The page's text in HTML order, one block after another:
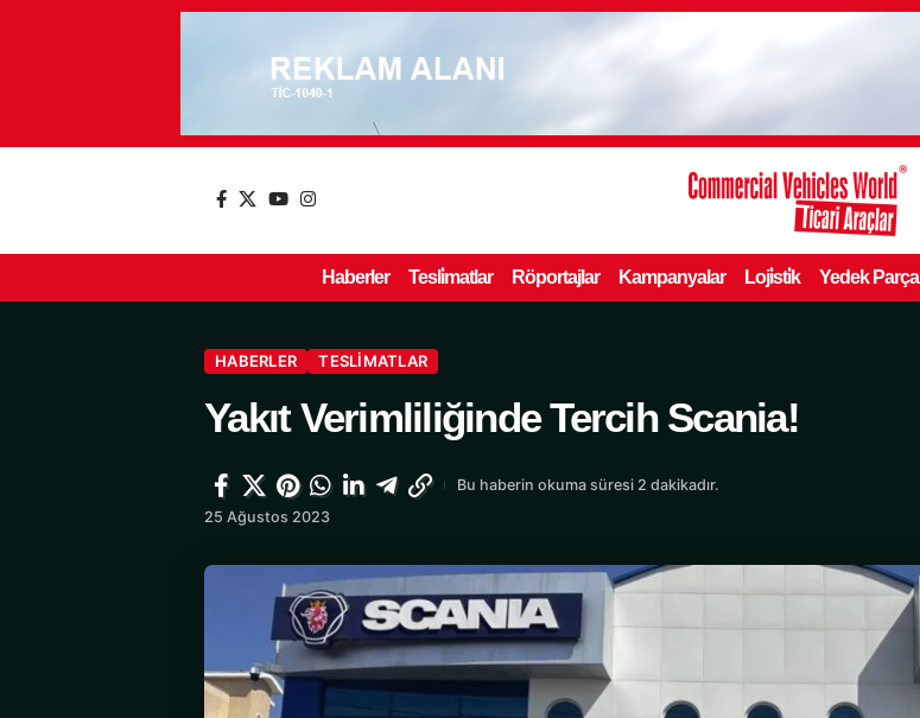
Haberler Tesli̇matlar Röportajlar Kampanyalar Loji̇sti̇k Yedek Parça
HABERLER TESLIMATLAR
Yakıt Verimliliğinde Tercih Scania!
25 Ağustos 2023
Bu haberin okuma süresi 2 dakikadır.